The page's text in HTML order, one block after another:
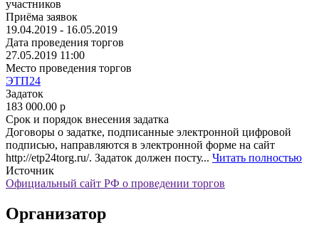
участников
Приёма заявок
19.04.2019 - 16.05.2019
Дата проведения торгов
27.05.2019 11:00
Место проведения торгов
ЭТП24
Задаток
183 000.00 p
Срок и порядок внесения задатка
Договоры о задатке, подписанные электронной цифровой
подписью, направляются в электронной форме на сайт
http://etp24torg.ru/. Задаток должен посту... Читать полностью
Источник
Официальный сайт РФ о проведении торгов
Организатор